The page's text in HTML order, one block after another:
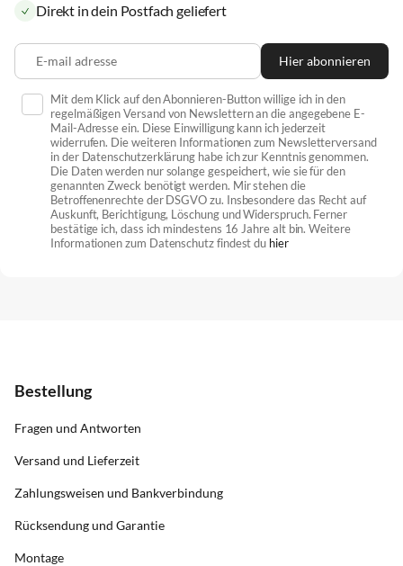
Direkt in dein Postfach geliefert
E-mail adresse Hier abonnieren
Mit dem Klick auf den Abonnieren-Button willige ich in den
regelmäßigen Versand von Newslettern an die angegebene E-
Mail-Adresse ein. Diese Einwilligung kann ich jederzeit
widerrufen. Die weiteren Informationen zum Newsletterversand
in der Datenschutzerklärung habe ich zur Kenntnis genommen.
Die Daten werden nur solange gespeichert, wie sie für den
genannten Zweck benötigt werden. Mir stehen die
Betroffenenrechte der DSGVO zu. Insbesondere das Recht auf
Auskunft, Berichtigung, Löschung und Widerspruch. Ferner
bestätige ich, dass ich mindestens 16 Jahre alt bin. Weitere
Informationen zum Datenschutz findest du hier
Bestellung
Fragen und Antworten
Versand und Lieferzeit
Zahlungsweisen und Bankverbindung
Rücksendung und Garantie
Montage